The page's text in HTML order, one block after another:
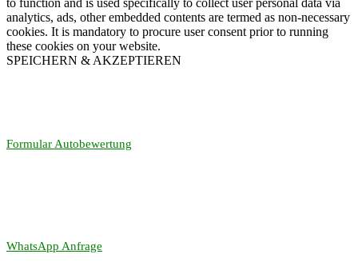
analytics, ads, other embedded contents are termed as non-necessary
cookies. It is mandatory to procure user consent prior to running
these cookies on your website.
SPEICHERN & AKZEPTIEREN
Formular Autobewertung
WhatsApp Anfrage